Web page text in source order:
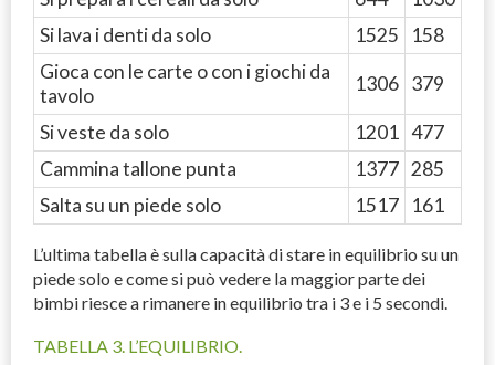
Si lava i denti da solo
1525
158
Gioca con le carte o con i giochi da
tavolo
1306 379
Si veste da solo 1201 477
Cammina tallone punta
1377 285
Salta su un piede solo
1517 161
L’ultima tabella è sulla capacità di stare in equilibrio su un
piede solo e come si può vedere la maggior parte dei
bimbi riesce a rimanere in equilibrio tra i 3 e i 5 secondi.
TABELLA 3. L’EQUILIBRIO.